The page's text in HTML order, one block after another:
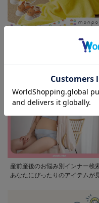
産前産後のお悩み別インナー検
あなたにぴったりのアイテムが